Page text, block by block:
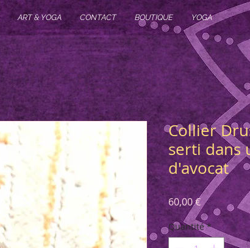
ART & YOGA CONTACT BOUTIQUE YOGA
Collier
serti dans
d'avocat
60,00 €Prix
Quantité *